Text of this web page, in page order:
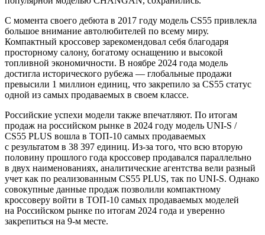
С момента своего дебюта в 2017 году модель CS55 привлекла
большое внимание автолюбителей по всему миру.
Компактный кроссовер зарекомендовал себя благодаря
просторному салону, богатому оснащению и высокой
топливной экономичности. В ноябре 2024 года модель
достигла исторического рубежа — глобальные продажи
превысили 1 миллион единиц, что закрепило за CS55 статус
одной из самых продаваемых в своем классе.
Российские успехи модели также впечатляют. По итогам
продаж на российском рынке в 2024 году модель UNI-S /
CS55 PLUS вошла в ТОП-10 самых продаваемых
с результатом в 38 397 единиц. Из-за того, что всю вторую
половину прошлого года кроссовер продавался параллельно
в двух наименованиях, аналитические агентства вели разный
учет как по реализованным CS55 PLUS, так по UNI-S. Однако
совокупные данные продаж позволили компактному
кроссоверу войти в ТОП-10 самых продаваемых моделей
на Российском рынке по итогам 2024 года и уверенно
закрепиться на 9-м месте.